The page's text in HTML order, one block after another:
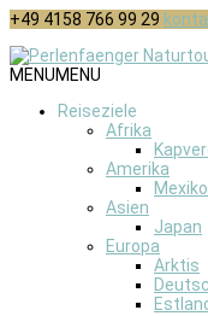
+49 4158 766 99 29
MENUMENU
Reiseziele
Afrika
Amerika
Mexiko
Asien
Japan
Europa
Arktis